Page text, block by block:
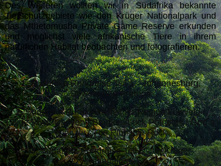
Des Weiteren wollten wir in Südafrika bekannte
Tierschutzgebiete wie den Krüger Nationalpark und
das Mthetomusha Private Game Reserve erkunden
und möglichst viele afrikanische Tiere in ihrem
natürlichen Habitat beobachten und fotografieren.
1.Südafrika Rundreise Teil 1 - Johannesburg,
Soweto und Pretoria
2.Südafrika Rundreise Teil 2 - Region Lowveld /
Blyde River Canyon / Bourkes Luck Potholes / God´s
Window / The Pinnacle Rock
3.Südafrika Rundreise Teil 3 - Im Krüger
Nationalpark